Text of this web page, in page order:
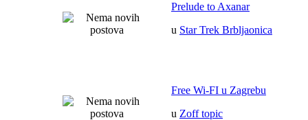
Prelude to Axanar
u Star Trek Brbljaonica
Free Wi-FI u Zagrebu
u Zoff topic